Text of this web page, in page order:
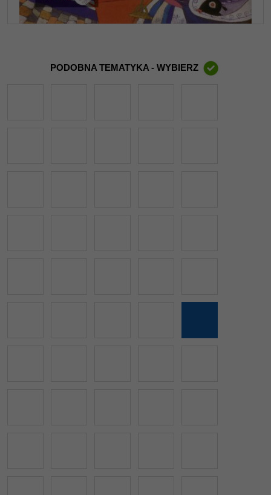
PODOBNA TEMATYKA - WYBIERZ